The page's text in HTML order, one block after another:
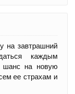
на завтрашний
каждым
шанс на новую
ее страхам и